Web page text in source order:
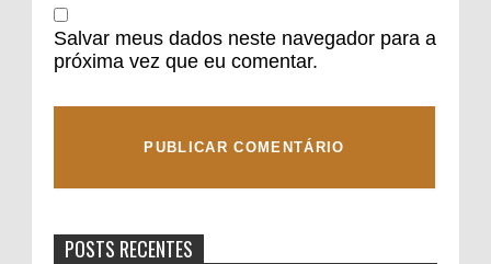
Salvar meus dados neste navegador para a
próxima vez que eu comentar.
POSTS RECENTES